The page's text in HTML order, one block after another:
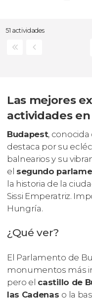
51 actividades
Las mejores
actividades
Budapest,
destaca por su
balnearios y su
el segundo
la historia de la
Sissi Emperatriz.
Hungría.
¿Qué ver?
El Parlamento de
monumentos más
pero el castillo de
las Cadenas o la